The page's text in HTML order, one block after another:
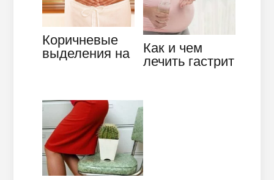
Коричневые
выделения на
Как и чем
лечить гастрит
что делать
будущей
матери